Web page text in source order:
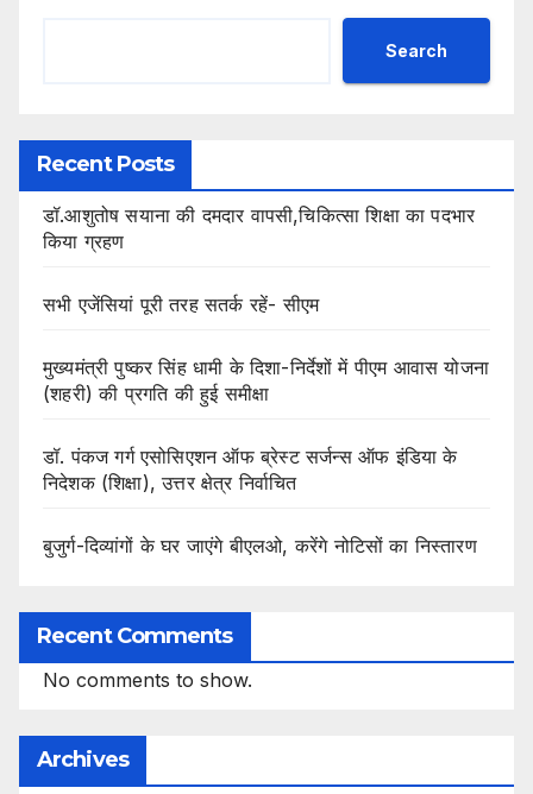
Search
Recent Posts
डॉ.आशुतोष सयाना की दमदार वापसी,चिकित्सा शिक्षा का पदभार
किया ग्रहण
सभी एजेंसियां पूरी तरह सतर्क रहें- सीएम
मुख्यमंत्री पुष्कर सिंह धामी के दिशा-निर्देशों में पीएम आवास योजना
(शहरी) की प्रगति की हुई समीक्षा
डॉ. पंकज गर्ग एसोसिएशन ऑफ ब्रेस्ट सर्जन्स ऑफ इंडिया के
निदेशक (शिक्षा), उत्तर क्षेत्र निर्वाचित
बुजुर्ग-दिव्यांगों के घर जाएंगे बीएलओ, करेंगे नोटिसों का निस्तारण
Recent Comments
No comments to show.
Archives